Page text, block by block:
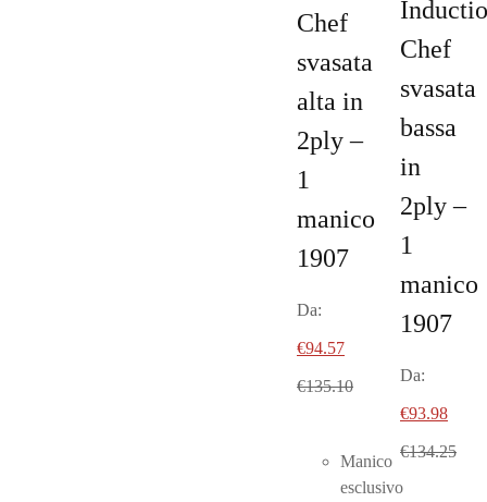
Chef
svasata
alta in
2ply –
1
manico
1907
Da:
€94.57
€135.10
Manico
esclusivo
Chef
svasata
bassa
in
2ply –
1
manico
1907
Da:
€93.98
€134.25